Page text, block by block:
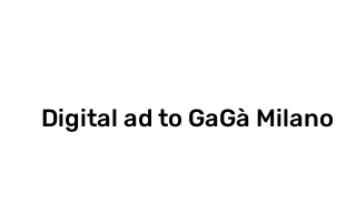
Digital ad to GaGà Milano